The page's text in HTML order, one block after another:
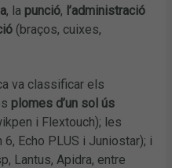
, la punció, l’administració
(braços, cuixes,
va classificar els
plomes d’un sol ús
i Flextouch); les
6, Echo PLUS i Juniostar); i
Lantus, Apidra, entre